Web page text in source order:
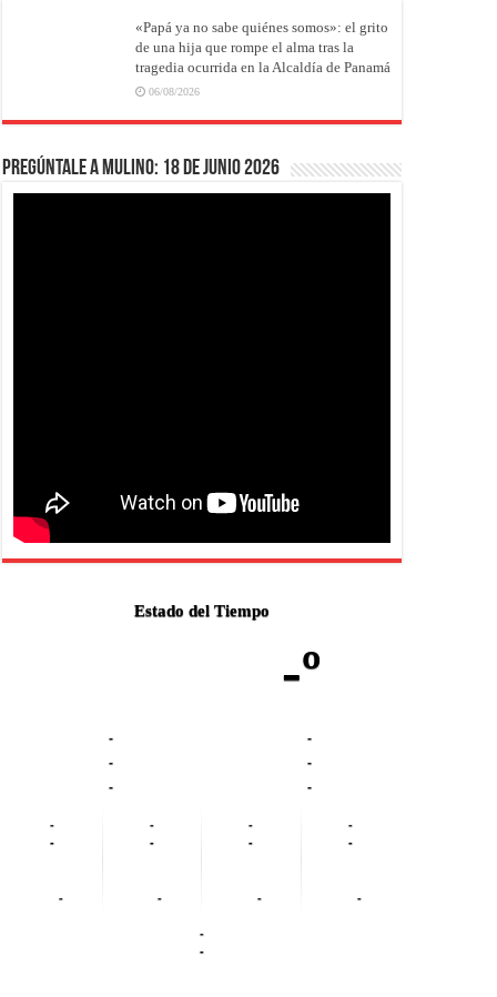
«Papá ya no sabe quiénes somos»: el grito
de una hija que rompe el alma tras la
tragedia ocurrida en la Alcaldía de Panamá
06/08/2026
Pregúntale a Mulino: 18 de junio 2026
Estado del Tiempo
-º
-
-
-
-
-
-
-
-
-
-
-
-
-
-
-
-
-
-
-
-